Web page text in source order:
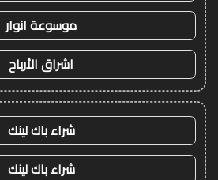
موسوعة انوار
اشراق الأرباح
شراء باك لينك
شراء باك لينك